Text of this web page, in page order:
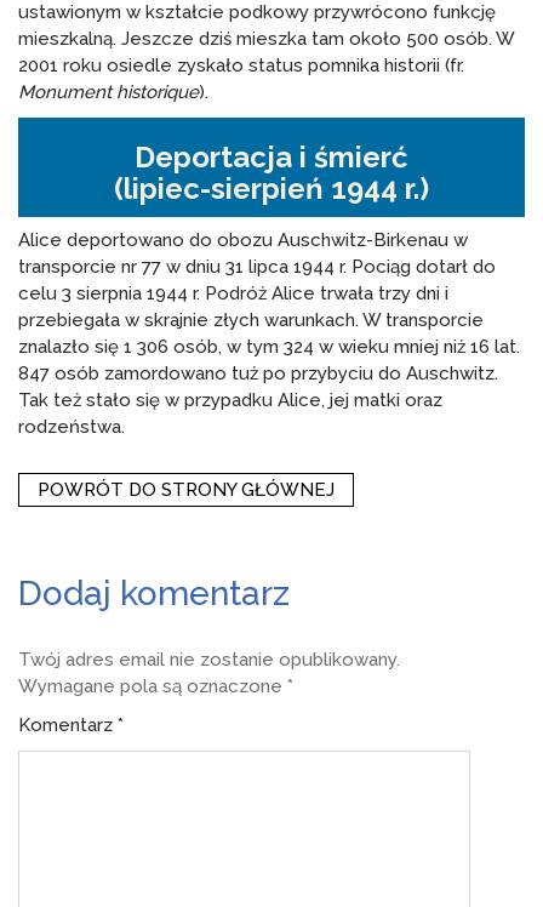
ustawionym w kształcie podkowy przywrócono funkcję
mieszkalną. Jeszcze dziś mieszka tam około 500 osób. W
2001 roku osiedle zyskało status pomnika historii (fr.
Monument historique).
Deportacja i śmierć
(lipiec-sierpień 1944 r.)
Alice deportowano do obozu Auschwitz-Birkenau w
transporcie nr 77 w dniu 31 lipca 1944 r. Pociąg dotarł do
celu 3 sierpnia 1944 r. Podróż Alice trwała trzy dni i
przebiegała w skrajnie złych warunkach. W transporcie
znalazło się 1 306 osób, w tym 324 w wieku mniej niż 16 lat.
847 osób zamordowano tuż po przybyciu do Auschwitz.
Tak też stało się w przypadku Alice, jej matki oraz
rodzeństwa.
POWRÓT DO STRONY GŁÓWNEJ
Dodaj komentarz
Twój adres email nie zostanie opublikowany.
Wymagane pola są oznaczone *
Komentarz *